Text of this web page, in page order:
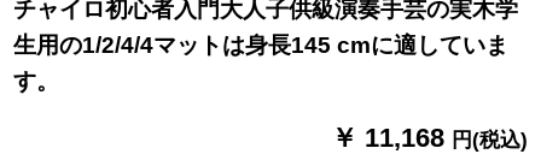
チャイロ初心者入門大人子供級演奏手芸の実木学
生用の1/2/4/4マットは身長145 cmに適していま
す。
￥ 11,168 円(税込)